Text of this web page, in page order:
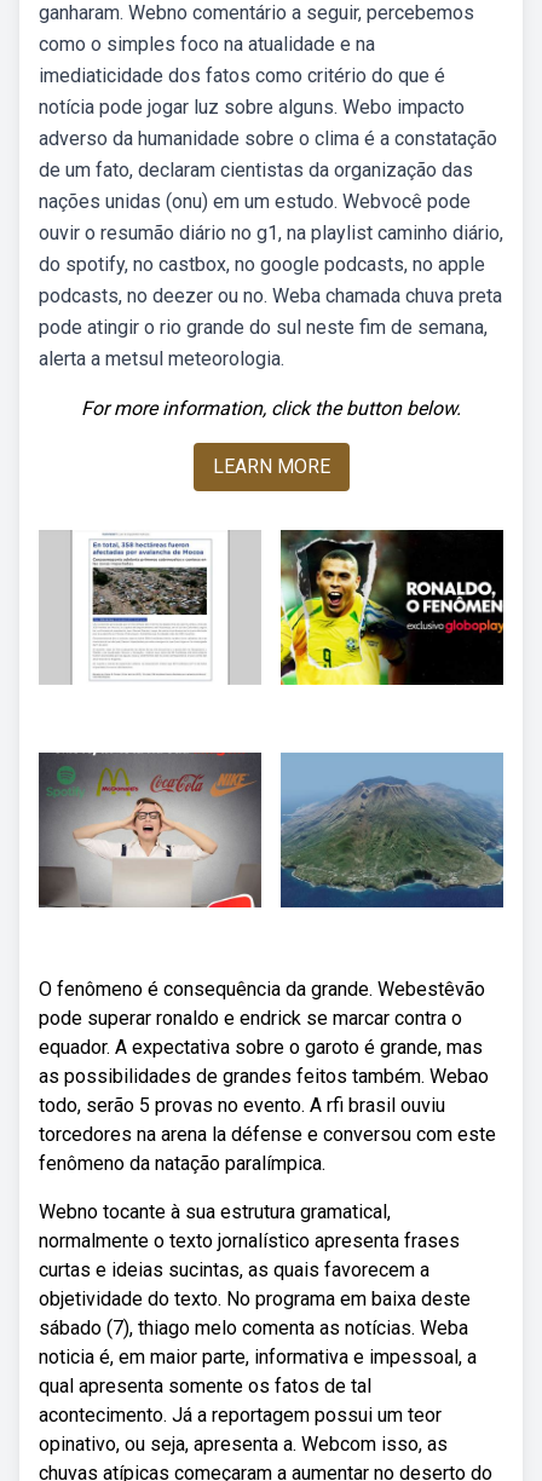
ganharam. Webno comentário a seguir, percebemos
como o simples foco na atualidade e na
imediaticidade dos fatos como critério do que é
notícia pode jogar luz sobre alguns. Webo impacto
adverso da humanidade sobre o clima é a constatação
de um fato, declaram cientistas da organização das
nações unidas (onu) em um estudo. Webvocê pode
ouvir o resumão diário no g1, na playlist caminho diário,
do spotify, no castbox, no google podcasts, no apple
podcasts, no deezer ou no. Weba chamada chuva preta
pode atingir o rio grande do sul neste fim de semana,
alerta a metsul meteorologia.
For more information, click the button below.
LEARN MORE
O fenômeno é consequência da grande. Webestêvão
pode superar ronaldo e endrick se marcar contra o
equador. A expectativa sobre o garoto é grande, mas
as possibilidades de grandes feitos também. Webao
todo, serão 5 provas no evento. A rfi brasil ouviu
torcedores na arena la défense e conversou com este
fenômeno da natação paralímpica.
Webno tocante à sua estrutura gramatical,
normalmente o texto jornalístico apresenta frases
curtas e ideias sucintas, as quais favorecem a
objetividade do texto. No programa em baixa deste
sábado (7), thiago melo comenta as notícias. Weba
noticia é, em maior parte, informativa e impessoal, a
qual apresenta somente os fatos de tal
acontecimento. Já a reportagem possui um teor
opinativo, ou seja, apresenta a. Webcom isso, as
chuvas atípicas começaram a aumentar no deserto do